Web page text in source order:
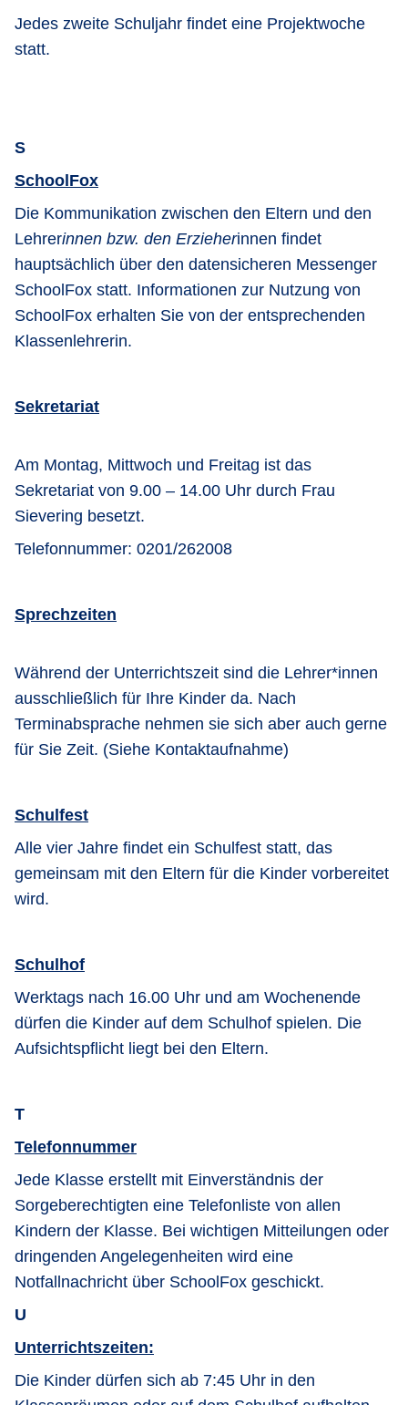
Jedes zweite Schuljahr findet eine Projektwoche
statt.
S
SchoolFox
Die Kommunikation zwischen den Eltern und den
Lehrerinnen bzw. den Erzieherinnen findet
hauptsächlich über den datensicheren Messenger
SchoolFox statt. Informationen zur Nutzung von
SchoolFox erhalten Sie von der entsprechenden
Klassenlehrerin.
Sekretariat
Am Montag, Mittwoch und Freitag ist das
Sekretariat von 9.00 – 14.00 Uhr durch Frau
Sievering besetzt.
Telefonnummer: 0201/262008
Sprechzeiten
Während der Unterrichtszeit sind die Lehrer*innen
ausschließlich für Ihre Kinder da. Nach
Terminabsprache nehmen sie sich aber auch gerne
für Sie Zeit. (Siehe Kontaktaufnahme)
Schulfest
Alle vier Jahre findet ein Schulfest statt, das
gemeinsam mit den Eltern für die Kinder vorbereitet
wird.
Schulhof
Werktags nach 16.00 Uhr und am Wochenende
dürfen die Kinder auf dem Schulhof spielen. Die
Aufsichtspflicht liegt bei den Eltern.
T
Telefonnummer
Jede Klasse erstellt mit Einverständnis der
Sorgeberechtigten eine Telefonliste von allen
Kindern der Klasse. Bei wichtigen Mitteilungen oder
dringenden Angelegenheiten wird eine
Notfallnachricht über SchoolFox geschickt.
U
Unterrichtszeiten:
Die Kinder dürfen sich ab 7:45 Uhr in den